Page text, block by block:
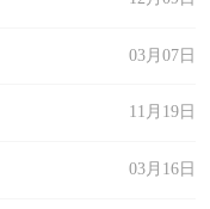
03月07日
11月19日
03月16日